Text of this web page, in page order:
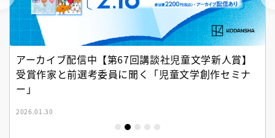
アーカイブ配信中【第67回講談社児童文学新人賞】
受賞作家と前選考委員に聞く「児童文学創作セミナ
ー」
2026.01.30